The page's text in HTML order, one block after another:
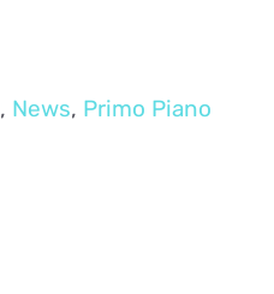
, News, Primo Piano